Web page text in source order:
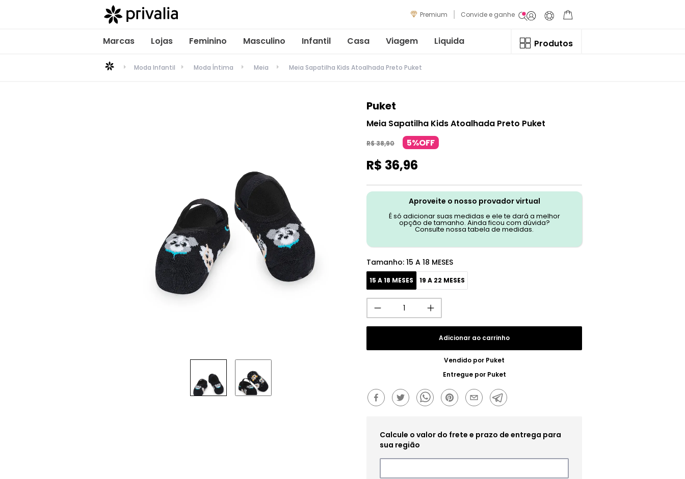
Premium Convide e ganhe
Marcas Lojas Feminino Masculino Infantil Casa Viagem Liquida Produtos
Moda Infantil Moda Íntima Meia Meia Sapatilha Kids Atoalhada Preto Puket
Puket
Meia Sapatilha Kids Atoalhada Preto Puket
R$38,90 5%OFF
R$ 36,96
Aproveite o nosso provador virtual
É só adicionar suas medidas e ele te dará a melhor
opção de tamanho. Ainda ficou com dúvida?
Consulte nossa tabela de medidas.
Tamanho: 15 A 18 MESES
15 A 18 MESES 19 A 22 MESES
Adicionar ao carrinho
Vendido por Puket
Entregue por Puket